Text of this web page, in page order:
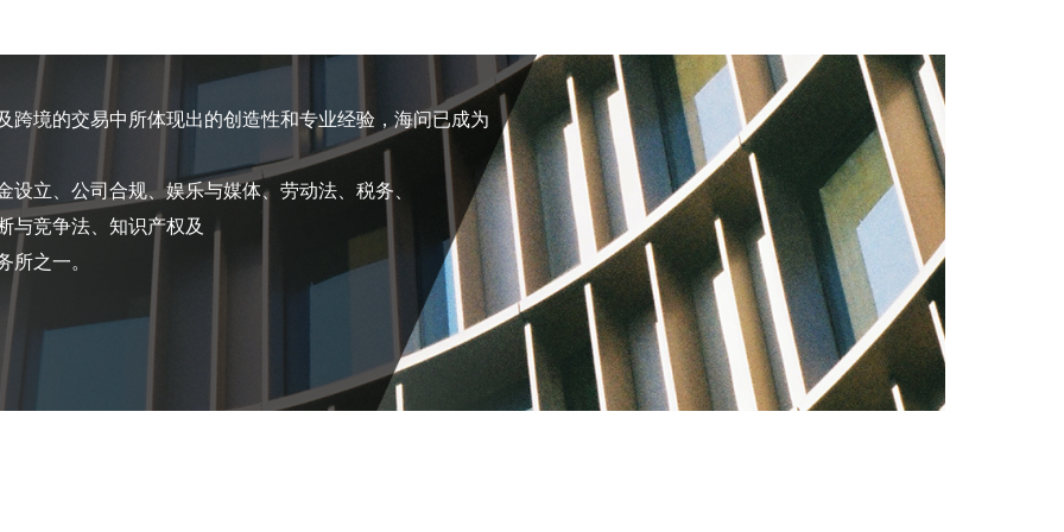
跨境的交易中所体现出的创造性和专业经验，海问已成为
立、公司合规、娱乐与媒体、劳动法、税务、
与竞争法、知识产权及
所之一。